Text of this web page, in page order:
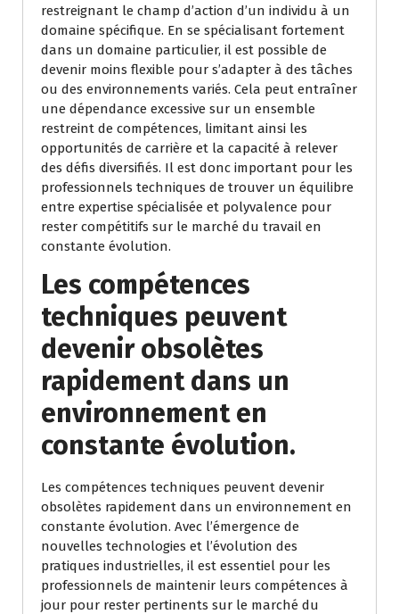
restreignant le champ d’action d’un individu à un
domaine spécifique. En se spécialisant fortement
dans un domaine particulier, il est possible de
devenir moins flexible pour s’adapter à des tâches
ou des environnements variés. Cela peut entraîner
une dépendance excessive sur un ensemble
restreint de compétences, limitant ainsi les
opportunités de carrière et la capacité à relever
des défis diversifiés. Il est donc important pour les
professionnels techniques de trouver un équilibre
entre expertise spécialisée et polyvalence pour
rester compétitifs sur le marché du travail en
constante évolution.
Les compétences
techniques peuvent
devenir obsolètes
rapidement dans un
environnement en
constante évolution.
Les compétences techniques peuvent devenir
obsolètes rapidement dans un environnement en
constante évolution. Avec l’émergence de
nouvelles technologies et l’évolution des
pratiques industrielles, il est essentiel pour les
professionnels de maintenir leurs compétences à
jour pour rester pertinents sur le marché du